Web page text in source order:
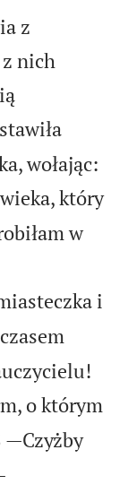
z
nich
wołając:
który
w
i
o którym
—Czyżby